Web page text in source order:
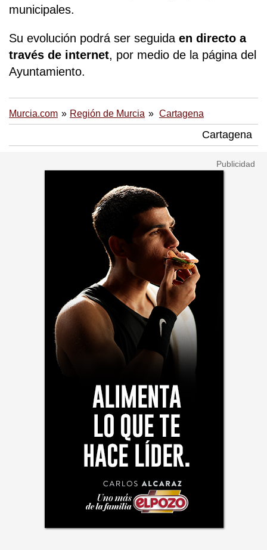
municipales.
Su evolución podrá ser seguida en directo a
través de internet, por medio de la página del
Ayuntamiento.
Murcia.com Región de Murcia Cartagena
Cartagena